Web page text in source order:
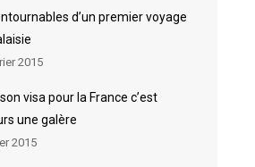
d’un premier voyage
2015
visa pour la France c’est
une galère
2015